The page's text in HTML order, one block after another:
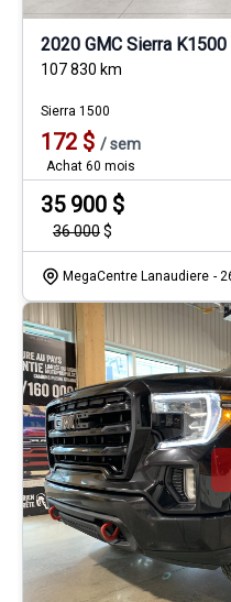
2020 GMC Sierra
107 830 km
Sierra 1500
172 $ /sem
Achat 60 mois
35 900 $
36 000$
MegaCentre Lanaudiere -